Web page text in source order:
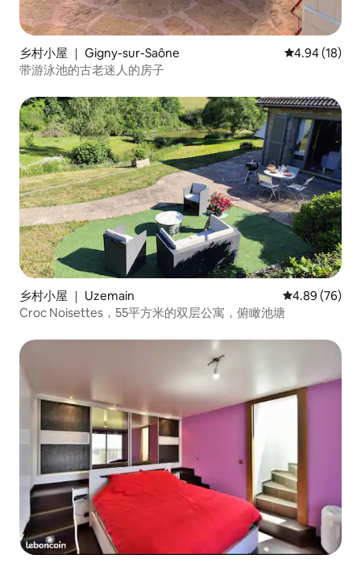
乡村小屋 ｜ Gigny-sur-Saône 平均评分
4.94 (18)
带游泳池的古老迷人的房子
乡村小屋 ｜ Uzemain 平均评分 4.89
4.89 (76)
Croc Noisettes，55平方米的双层公寓，俯瞰池塘